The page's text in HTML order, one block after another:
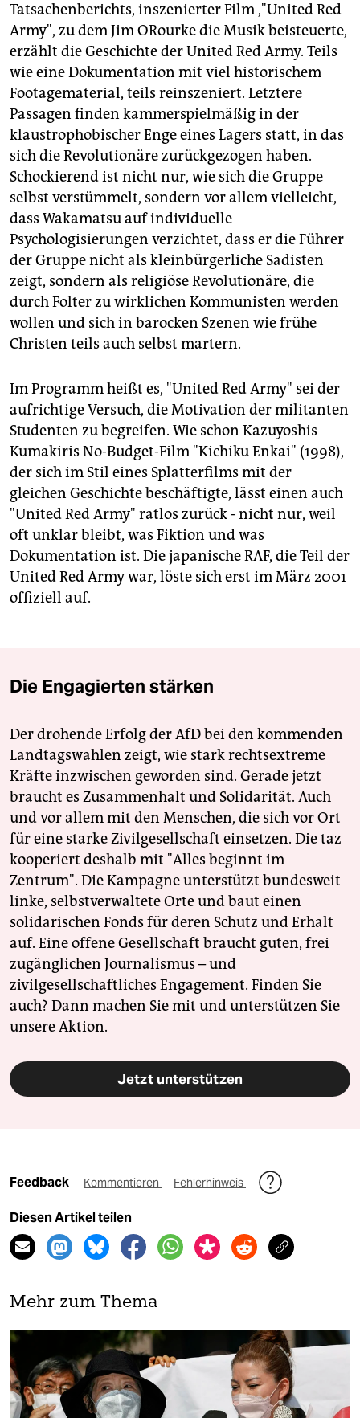
Tatsachenberichts, inszenierter Film ,"United Red
Army", zu dem Jim ORourke die Musik beisteuerte,
erzählt die Geschichte der United Red Army. Teils
wie eine Dokumentation mit viel historischem
Footagematerial, teils reinszeniert. Letztere
Passagen finden kammerspielmäßig in der
klaustrophobischer Enge eines Lagers statt, in das
sich die Revolutionäre zurückgezogen haben.
Schockierend ist nicht nur, wie sich die Gruppe
selbst verstümmelt, sondern vor allem vielleicht,
dass Wakamatsu auf individuelle
Psychologisierungen verzichtet, dass er die Führer
der Gruppe nicht als kleinbürgerliche Sadisten
zeigt, sondern als religiöse Revolutionäre, die
durch Folter zu wirklichen Kommunisten werden
wollen und sich in barocken Szenen wie frühe
Christen teils auch selbst martern.
Im Programm heißt es, "United Red Army" sei der
aufrichtige Versuch, die Motivation der militanten
Studenten zu begreifen. Wie schon Kazuyoshis
Kumakiris No-Budget-Film "Kichiku Enkai" (1998),
der sich im Stil eines Splatterfilms mit der
gleichen Geschichte beschäftigte, lässt einen auch
"United Red Army" ratlos zurück - nicht nur, weil
oft unklar bleibt, was Fiktion und was
Dokumentation ist. Die japanische RAF, die Teil der
United Red Army war, löste sich erst im März 2001
offiziell auf.
Die Engagierten stärken
Der drohende Erfolg der AfD bei den kommenden
Landtagswahlen zeigt, wie stark rechtsextreme
Kräfte inzwischen geworden sind. Gerade jetzt
braucht es Zusammenhalt und Solidarität. Auch
und vor allem mit den Menschen, die sich vor Ort
für eine starke Zivilgesellschaft einsetzen. Die taz
kooperiert deshalb mit "Alles beginnt im
Zentrum". Die Kampagne unterstützt bundesweit
linke, selbstverwaltete Orte und baut einen
solidarischen Fonds für deren Schutz und Erhalt
auf. Eine offene Gesellschaft braucht guten, frei
zugänglichen Journalismus – und
zivilgesellschaftliches Engagement. Finden Sie
auch? Dann machen Sie mit und unterstützen Sie
unsere Aktion.
Jetzt unterstützen
Feedback Kommentieren Fehlerhinweis
Diesen Artikel teilen
Mehr zum Thema